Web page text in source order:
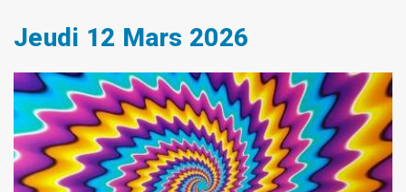
Jeudi 12 Mars 2026